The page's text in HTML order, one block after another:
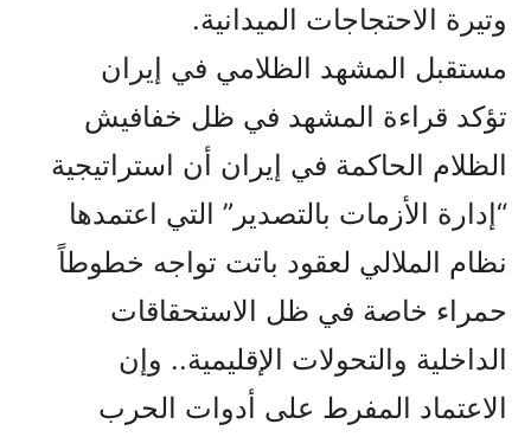
وتيرة الاحتجاجات الميدانية.
مستقبل المشهد الظلامي في إيران
تؤكد قراءة المشهد في ظل خفافيش
الظلام الحاكمة في إيران أن استراتيجية
“إدارة الأزمات بالتصدير” التي اعتمدها
نظام الملالي لعقود باتت تواجه خطوطاً
حمراء خاصة في ظل الاستحقاقات
الداخلية والتحولات الإقليمية.. وإن
الاعتماد المفرط على أدوات الحرب